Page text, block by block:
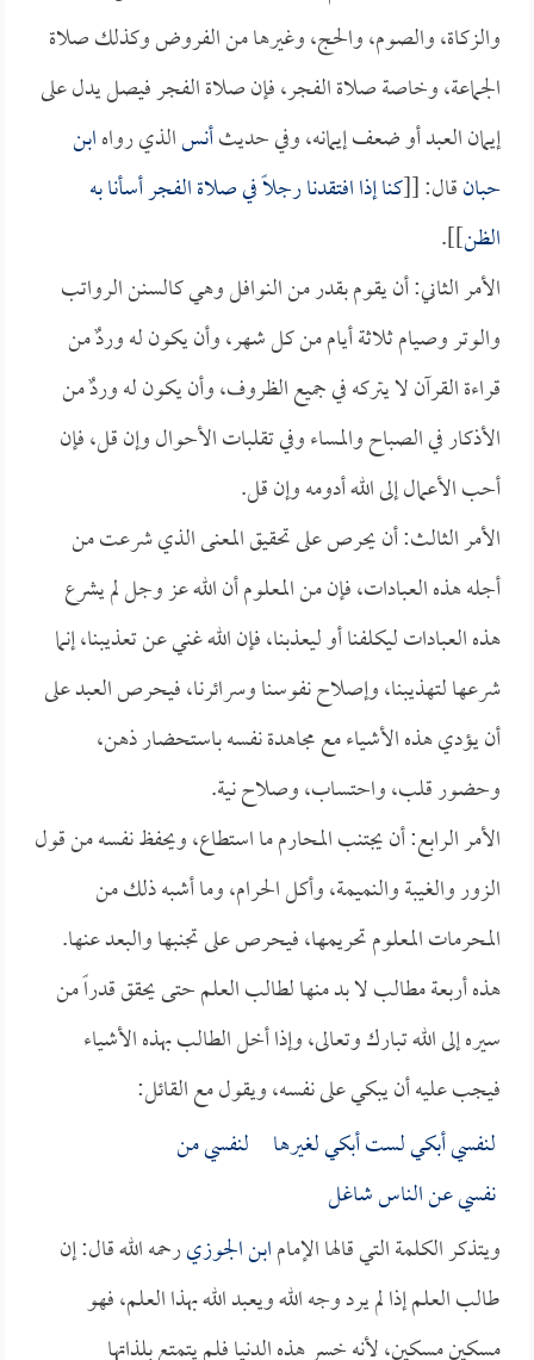
والزكاة، والصوم، والحج، وغيرها من الفروض وكذلك صلاة
الجماعة، وخاصة صلاة الفجر، فإن صلاة الفجر فيصل يدل على
إيمان العبد أو ضعف إيمانه، وفي حديثأنسالذي رواهابن
حبانقال: [[كنا إذا افتقدنا رجلاً في صلاة الفجر أسأنا به
الظن]].
الأمر الثاني: أن يقوم بقدر من النوافل وهي كالسنن الرواتب
والوتر وصيام ثلاثة أيام من كل شهر، وأن يكون له وردٌ من
قراءة القرآن لا يتركه في جميع الظروف، وأن يكون له وردٌ من
الأذكار في الصباح والمساء وفي تقلبات الأحوال وإن قل، فإن
أحب الأعمال إلى الله أدومه وإن قل.
الأمر الثالث: أن يحرص على تحقيق المعنى الذي شرعت من
أجله هذه العبادات، فإن من المعلوم أن الله عز وجل لم يشرع
هذه العبادات ليكلفنا أو ليعذبنا، فإن الله غني عن تعذيبنا، إنما
شرعها لتهذيبنا، وإصلاح نفوسنا وسرائرنا، فيحرص العبد على
أن يؤدي هذه الأشياء مع مجاهدة نفسه باستحضار ذهن،
وحضور قلب، واحتساب، وصلاح نية.
الأمر الرابع: أن يجتنب المحارم ما استطاع، ويحفظ نفسه من قول
الزور والغيبة والنميمة، وأكل الحرام، وما أشبه ذلك من
المحرمات المعلوم تحريمها، فيحرص على تجنبها والبعد عنها.
هذه أربعة مطالب لا بد منها لطالب العلم حتى يحقق قدراً من
سيره إلى الله تبارك وتعالى، وإذا أخل الطالب بهذه الأشياء
فيجب عليه أن يبكي على نفسه، ويقول مع القائل:
لنفسي أبكي لست أبكي لغيرها لنفسي من
نفسي عن الناس شاغل
ويتذكر الكلمة التي قالها الإمامابن الجوزيرحمه الله قال: إن
طالب العلم إذا لم يرد وجه الله ويعبد الله بهذا العلم، فهو